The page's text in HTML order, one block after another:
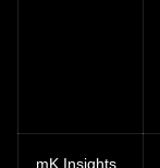
mK Insights